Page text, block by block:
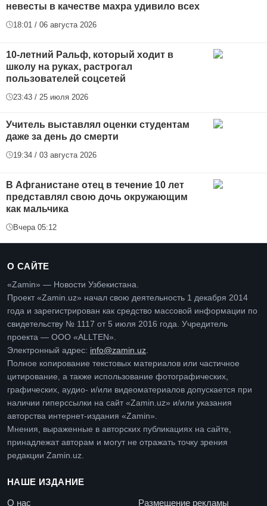
невесты в качестве махра удивило всех
18:01 / 06 августа 2026
10-летний Ральф, который ходит в
школу на руках, растрогал
пользователей соцсетей
23:43 / 25 июля 2026
Учитель выставлял оценки студентам
даже за день до смерти
19:34 / 03 августа 2026
В Афганистане отец в течение 10 лет
представлял свою дочь окружающим
как мальчика
Вчера 05:12
О САЙТЕ
«Zamin» — Новости Узбекистана.
Проект «Zamin.uz» начал свою деятельность 1 декабря 2014
года и зарегистрирован как средство массовой информации по
свидетельству № 1117 от 5 июля 2016 года. Учредитель
проекта — ООО «ALLTEN».
Электронный адрес: info@zamin.uz
Полное копирование текстовых материалов или частичное
цитирование, а также использование фотографических,
графических, аудио- и/или видеоматериалов допускается при
наличии гиперссылки на сайт «Zamin.uz» и/или указания
авторства интернет-издания «Zamin».
Мнения, выраженные в авторских публикациях на сайте,
принадлежат авторам и могут не отражать точку зрения
редакции Zamin.uz.
НАШЕ ИЗДАНИЕ
О нас Размещение рекламы